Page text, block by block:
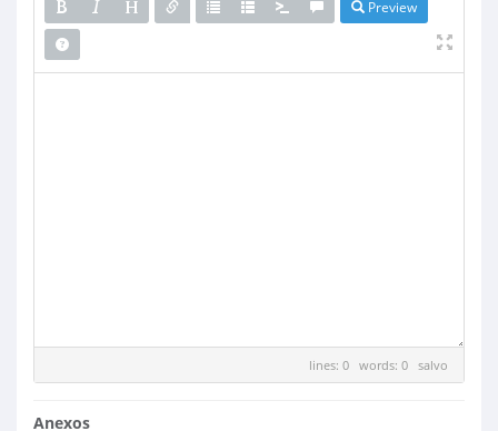
Preview
lines: 0 words: 0 salvo
Anexos